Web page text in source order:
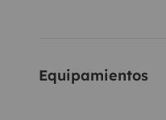
Equipamientos